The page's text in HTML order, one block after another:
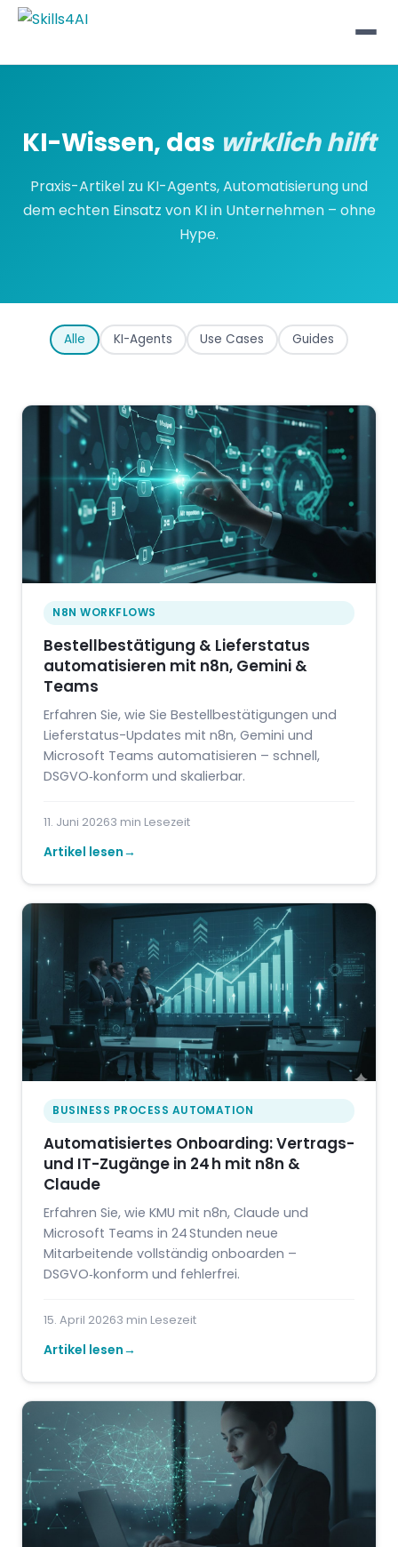
KI-Wissen, das wirklich hilft
Praxis-Artikel zu KI-Agents, Automatisierung und
dem echten Einsatz von KI in Unternehmen – ohne
Hype.
Alle KI-Agents Use Cases Guides
N8N WORKFLOWS
Bestellbestätigung & Lieferstatus
automatisieren mit n8n, Gemini &
Teams
Erfahren Sie, wie Sie Bestellbestätigungen und
Lieferstatus-Updates mit n8n, Gemini und
Microsoft Teams automatisieren – schnell,
DSGVO‑konform und skalierbar.
11. Juni 20263 min Lesezeit
Artikel lesen
BUSINESS PROCESS AUTOMATION
Automatisiertes Onboarding: Vertrags-
und IT-Zugänge in 24 h mit n8n &
Claude
Erfahren Sie, wie KMU mit n8n, Claude und
Microsoft Teams in 24 Stunden neue
Mitarbeitende vollständig onboarden –
DSGVO‑konform und fehlerfrei.
15. April 20263 min Lesezeit
Artikel lesen